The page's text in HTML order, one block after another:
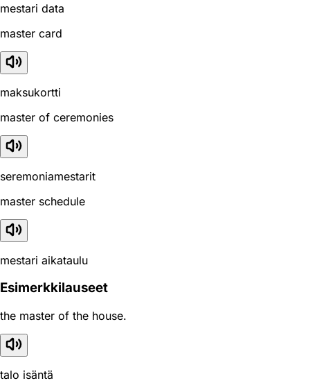
mestari data
master card
maksukortti
master of ceremonies
seremoniamestarit
master schedule
mestari aikataulu
Esimerkkilauseet
the master of the house.
talo isäntä